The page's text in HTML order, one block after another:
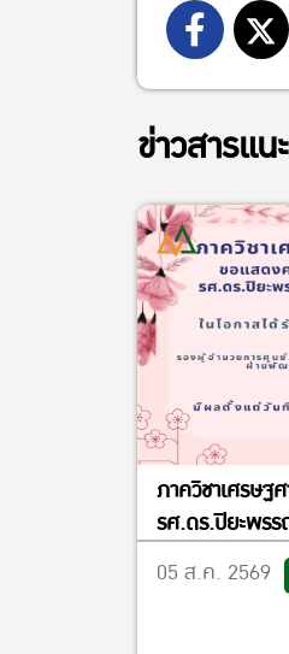
ข่าวสารแน
ภาควิชาเศรษฐ
รศ.ดร.ปิยะพรร
แต่งตั้งเป็นรอง
เศรษฐศาสตร์
05 ส.ค. 2569